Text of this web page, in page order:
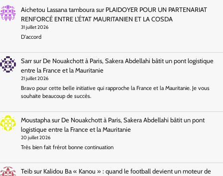
Aichetou Lassana tambourasur PLAIDOYER POUR UN PARTENARIAT
RENFORCÉ ENTRE L’ÉTAT MAURITANIEN ET LA COSDA
31 juillet 2026
D'accord
Sarrsur De Nouakchott à Paris, Sakera Abdellahi bâtit un pont logistique
entre la France et la Mauritanie
21 juillet 2026
Bravo pour cette belle initiative qui rapproche la France et la Mauritanie. Je vous
souhaite beaucoup de succès.
Moustaphasur De Nouakchott à Paris, Sakera Abdellahi bâtit un pont
logistique entre la France et la Mauritanie
20 juillet 2026
Très bien fait frérot bonne continuation
Teibsur Kalidou Ba « Kanou » : quand le football devient un moteur de